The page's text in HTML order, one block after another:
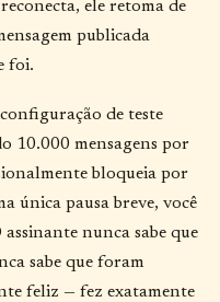
ele retoma de
publicada
foi.
de teste
10.000 mensagens por
bloqueia por
única pausa breve, você
assinante nunca sabe que
sabe que foram
feliz — fez exatamente